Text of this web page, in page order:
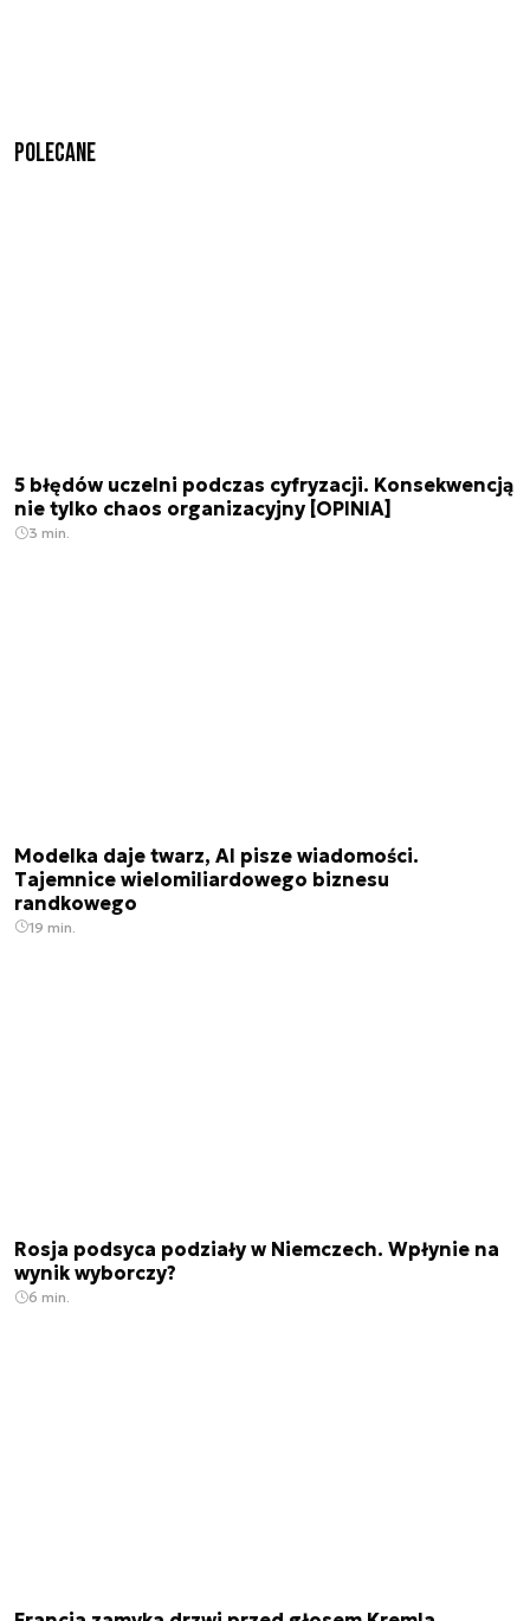
Polecane
5 błędów uczelni podczas cyfryzacji. Konsekwencją
nie tylko chaos organizacyjny [OPINIA]
3 min.
Modelka daje twarz, AI pisze wiadomości.
Tajemnice wielomiliardowego biznesu
randkowego
19 min.
Rosja podsyca podziały w Niemczech. Wpłynie na
wynik wyborczy?
6 min.